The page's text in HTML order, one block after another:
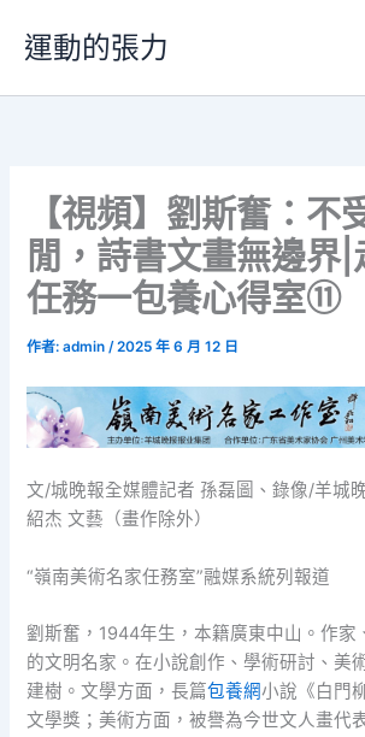
要
運動的張力
【視頻】​劉斯奮：不
閒，詩書文畫無邊界
任務一包養心得室⑪
作者:admin/2025 年 6 月 12 日
文/城晚報全媒體記者 孫磊圖、錄像/羊城
紹杰 文藝（畫作除外）
“嶺南美術名家任務室”融媒系統列報道
劉斯奮，1944年生，本籍廣東中山。作家
的文明名家。在小說創作、學術研討、美
建樹。文學方面，長篇包養網小說《白門
文學獎；美術方面，被譽為今世文人畫代